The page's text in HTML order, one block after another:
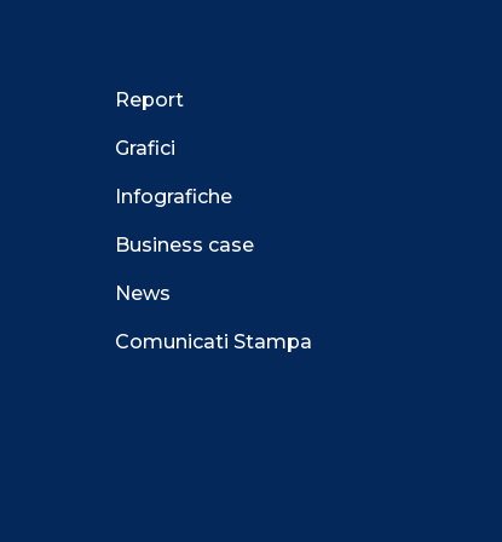
Report
Grafici
Infografiche
Business case
News
Comunicati Stampa